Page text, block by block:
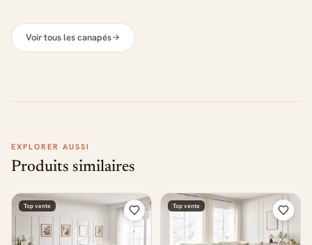
Voir tous les canapés
EXPLORER AUSSI
Produits similaires
Top vente Top vente